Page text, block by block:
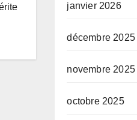
janvier 2026
décembre 2025
novembre 2025
octobre 2025